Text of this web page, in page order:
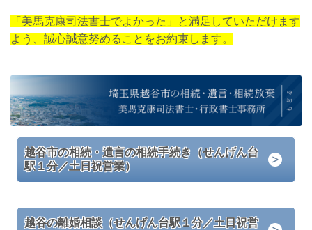
「美馬克康司法書士でよかった」と満足していただけます
よう、誠心誠意努めることをお約束します。
越谷市の相続・遺言の相続手続き（せんげん台
駅１分／土日祝営業）
越谷の離婚相談（せんげん台駅１分／土日祝営